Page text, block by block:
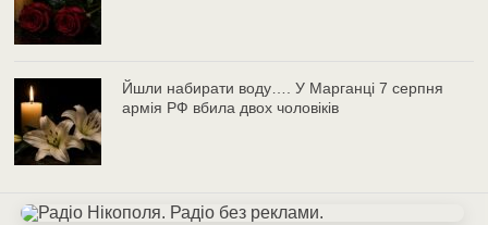
Йшли набирати воду…. У Марганці 7 серпня
армія РФ вбила двох чоловіків